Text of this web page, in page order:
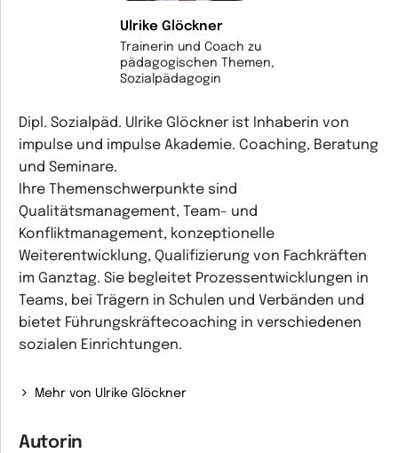
Ulrike Glöckner
Trainerin und Coach zu
pädagogischen Themen,
Sozialpädagogin
Dipl. Sozialpäd. Ulrike Glöckner ist Inhaberin von
impulse und impulse Akademie. Coaching, Beratung
und Seminare.
Ihre Themenschwerpunkte sind
Qualitätsmanagement, Team- und
Konfliktmanagement, konzeptionelle
Weiterentwicklung, Qualifizierung von Fachkräften
im Ganztag. Sie begleitet Prozessentwicklungen in
Teams, bei Trägern in Schulen und Verbänden und
bietet Führungskräftecoaching in verschiedenen
sozialen Einrichtungen.
Mehr von Ulrike Glöckner
Autorin